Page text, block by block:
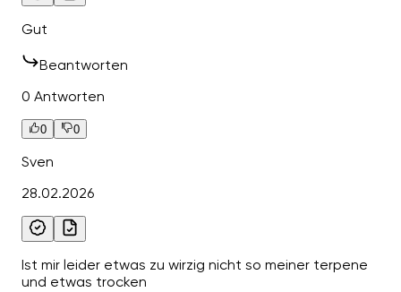
Gut
Beantworten
0 Antworten
0 0
Sven
28.02.2026
Ist mir leider etwas zu wirzig nicht so meiner terpene
und etwas trocken